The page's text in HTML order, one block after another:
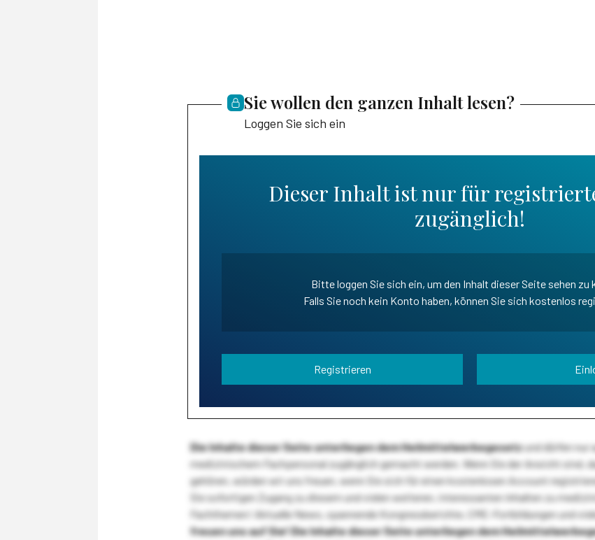
Sie wollen den ganzen Inhalt lesen?
Loggen Sie sich ein
Dieser Inhalt ist nur für
zugänglich!
Bitte loggen Sie sich ein, um den Inhalt dieser Seite sehen zu
Falls Sie noch kein Konto haben, können Sie sich kostenlos
Registrieren
Die Inhalte dieser Seite unterliegen dem Heilmittelwerbegesetzund dürfen nur
medizinischem Fachpersonal zugänglich gemacht werden. Wenn Sie der Ansicht sind,
gehören, würden wir uns freuen, wenn Sie sich für einen kostenlosen Account
Sie sofortigen Zugang zu diesem und vielen weiteren, interessanten Inhalten zu
Fachthemen! Aktuelle News, spannende Kongressberichte, CME-Fortbildungen und
freuen uns auf Sie!Die Inhalte dieser Seite unterliegen dem